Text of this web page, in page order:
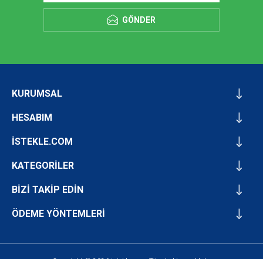
GÖNDER
KURUMSAL
HESABIM
İSTEKLE.COM
KATEGORİLER
BİZİ TAKİP EDİN
ÖDEME YÖNTEMLERİ